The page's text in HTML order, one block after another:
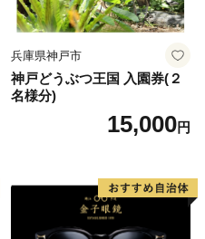
兵庫県神戸市
神戸どうぶつ王国 入園券(２
名様分)
15,000円